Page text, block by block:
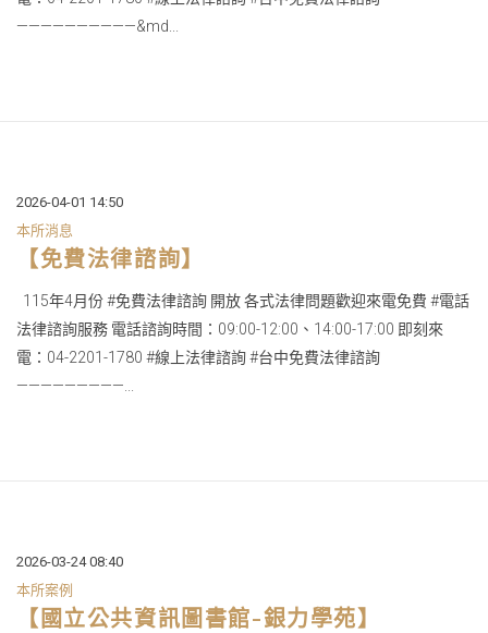
——————————&md...
2026-04-01 14:50
本所消息
【免費法律諮詢】
115年4月份 #免費法律諮詢 開放 各式法律問題歡迎來電免費 #電話
法律諮詢服務 電話諮詢時間：09:00-12:00、14:00-17:00 即刻來
電：04-2201-1780 #線上法律諮詢 #台中免費法律諮詢
—————————...
2026-03-24 08:40
本所案例
【國立公共資訊圖書館-銀力學苑】